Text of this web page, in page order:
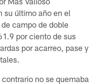
su último año en el
campo de doble
por ciento de sus
por acarreo, pase y
no se quemaba